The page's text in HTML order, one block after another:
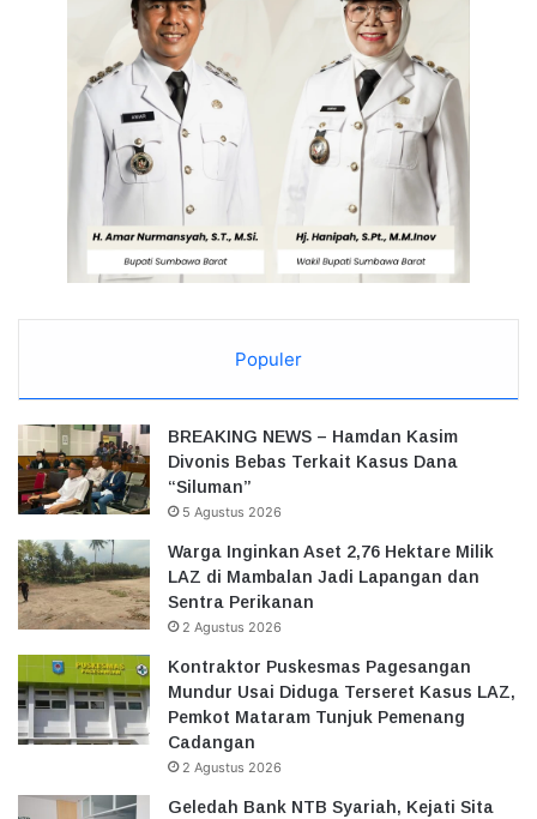
Populer
BREAKING NEWS – Hamdan Kasim
Divonis Bebas Terkait Kasus Dana
“Siluman”
5 Agustus 2026
Warga Inginkan Aset 2,76 Hektare Milik
LAZ di Mambalan Jadi Lapangan dan
Sentra Perikanan
2 Agustus 2026
Kontraktor Puskesmas Pagesangan
Mundur Usai Diduga Terseret Kasus LAZ,
Pemkot Mataram Tunjuk Pemenang
Cadangan
2 Agustus 2026
Geledah Bank NTB Syariah, Kejati Sita